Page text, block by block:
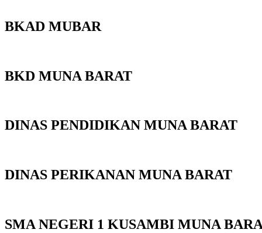
BKAD MUBAR
BKD MUNA BARAT
DINAS PENDIDIKAN MUNA BARAT
DINAS PERIKANAN MUNA BARAT
SMA NEGERI 1 KUSAMBI MUNA